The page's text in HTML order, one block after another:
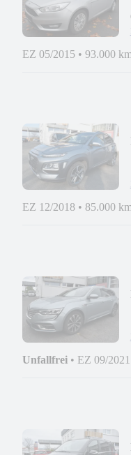
EZ 05/2015 • 93.000 km
EZ 12/2018 • 85.000 km
Unfallfrei • EZ 09/2021